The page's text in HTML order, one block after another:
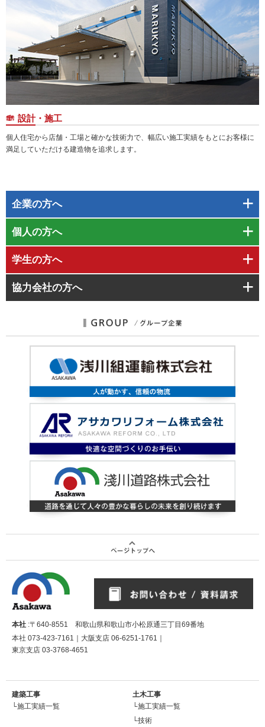
設計・施工
個人住宅から店舗・工場と確かな技術力で、幅広い施工実績をもとにお客様に
満足していただける建造物を追求します。
企業の方へ
個人の方へ
学生の方へ
協力会社の方へ
本社 :〒640-8551 和歌山県和歌山市小松原通三丁目69番地
本社 073-423-7161 ｜大阪支店 06-6251-1761
東京支店 03-3768-4651
建築工事
└施工実績一覧
土木工事
└施工実績一覧
└技術